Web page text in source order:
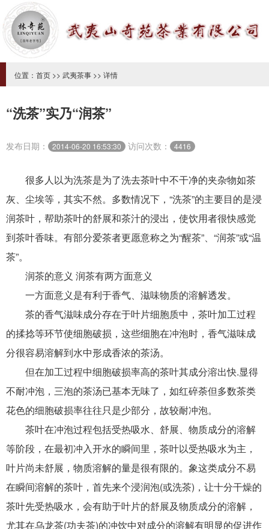
位置： 首页 >> 武夷茶事 >> 详情
“洗茶”实乃“润茶”
发布日期： 2014-06-20 16:53:30 访问次数： 4416
很多人以为洗茶是为了洗去茶叶中不干净的夹杂物如茶
灰、尘埃等，其实不然。多数情况下，“洗茶”的主要目的是浸
润茶叶，帮助茶叶的舒展和茶汁的浸出，使饮用者很快感觉
到茶叶香味。有部分爱茶者更愿意称之为“醒茶”、“润茶”或“温
茶”。
润茶的意义 润茶有两方面意义
一方面意义是有利于香气、滋味物质的溶解透发。
茶的香气滋味成分存在于叶片细胞质中，茶叶加工过程
的揉捻等环节使细胞破损，这些细胞在冲泡时，香气滋味成
分很容易溶解到水中形成香浓的茶汤。
但在加工过程中细胞破损率高的茶叶其成分溶出快.显得
不耐冲泡，三泡的茶汤已基本无味了，如红碎荼但多数茶类
花色的细胞破损率往往只是少部分，故较耐冲泡。
茶叶在冲泡过程包括受热吸水、舒展、物质成分的溶解
等阶段，在最初冲入开水的瞬间里，茶叶以受热吸水为主，
叶片尚未舒展，物质溶解的量是很有限的。象这类成分不易
在瞬间溶解的茶叶，首先来个浸润泡(或洗茶)，让十分干燥的
茶叶先受热吸水，会有助于叶片的舒展及物质成分的溶解，
尤其在乌龙茶(功夫茶)的冲饮中对成分的溶解有明显的促进作